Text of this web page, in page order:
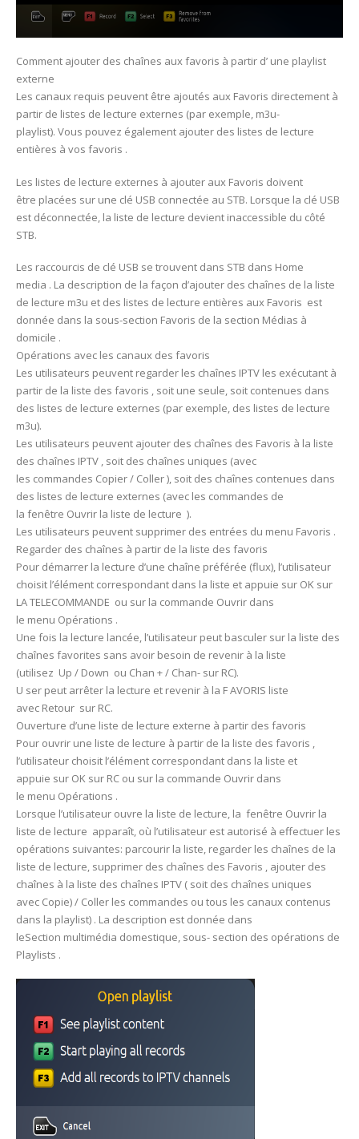
Comment ajouter des chaînes aux favoris à partir d’ une playlist
externe
Les canaux requis peuvent être ajoutés aux Favoris directement à
partir de listes de lecture externes (par exemple, m3u-
playlist). Vous pouvez également ajouter des listes de lecture
entières à vos favoris .
Les listes de lecture externes à ajouter aux Favoris doivent
être placées sur une clé USB connectée au STB. Lorsque la clé USB
est déconnectée, la liste de lecture devient inaccessible du côté
STB.
Les raccourcis de clé USB se trouvent dans STB dans Home
media . La description de la façon d’ajouter des chaînes de la liste
de lecture m3u et des listes de lecture entières aux Favoris est
donnée dans la sous-section Favoris de la section Médias à
domicile .
Opérations avec les canaux des favoris
Les utilisateurs peuvent regarder les chaînes IPTV les exécutant à
partir de la liste des favoris , soit une seule, soit contenues dans
des listes de lecture externes (par exemple, des listes de lecture
m3u).
Les utilisateurs peuvent ajouter des chaînes des Favoris à la liste
des chaînes IPTV , soit des chaînes uniques (avec
les commandes Copier / Coller ), soit des chaînes contenues dans
des listes de lecture externes (avec les commandes de
la fenêtre Ouvrir la liste de lecture ).
Les utilisateurs peuvent supprimer des entrées du menu Favoris .
Regarder des chaînes à partir de la liste des favoris
Pour démarrer la lecture d’une chaîne préférée (flux), l’utilisateur
choisit l’élément correspondant dans la liste et appuie sur OK sur
LA TELECOMMANDE ou sur la commande Ouvrir dans
le menu Opérations .
Une fois la lecture lancée, l’utilisateur peut basculer sur la liste des
chaînes favorites sans avoir besoin de revenir à la liste
(utilisez Up / Down ou Chan + / Chan- sur RC).
U ser peut arrêter la lecture et revenir à la F AVORIS liste
avec Retour sur RC.
Ouverture d’une liste de lecture externe à partir des favoris
Pour ouvrir une liste de lecture à partir de la liste des favoris ,
l’utilisateur choisit l’élément correspondant dans la liste et
appuie sur OK sur RC ou sur la commande Ouvrir dans
le menu Opérations .
Lorsque l’utilisateur ouvre la liste de lecture, la fenêtre Ouvrir la
liste de lecture apparaît, où l’utilisateur est autorisé à effectuer les
opérations suivantes: parcourir la liste, regarder les chaînes de la
liste de lecture, supprimer des chaînes des Favoris , ajouter des
chaînes à la liste des chaînes IPTV ( soit des chaînes uniques
avec Copie) / Coller les commandes ou tous les canaux contenus
dans la playlist) . La description est donnée dans
leSection multimédia domestique, sous- section des opérations de
Playlists .